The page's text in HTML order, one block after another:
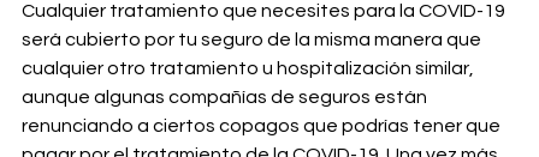
Cualquier tratamiento que necesites para la COVID-19
será cubierto por tu seguro de la misma manera que
cualquier otro tratamiento u hospitalización similar,
aunque algunas compañías de seguros están
renunciando a ciertos copagos que podrías tener que